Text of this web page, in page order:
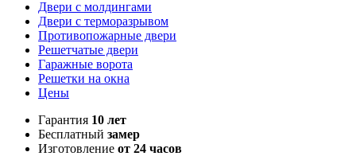
Двери с молдингами
Двери с терморазрывом
Противопожарные двери
Решетчатые двери
Гаражные ворота
Решетки на окна
Цены
Гарантия 10 лет
Бесплатный замер
Изготовление от 24 часов